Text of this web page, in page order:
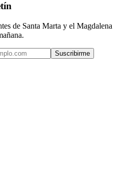
de Santa Marta y el Magdalena
Suscribirme